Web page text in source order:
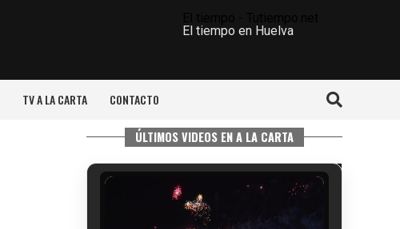
El tiempo en Huelva
TV A LA CARTA CONTACTO
ÚLTIMOS VIDEOS EN A LA CARTA